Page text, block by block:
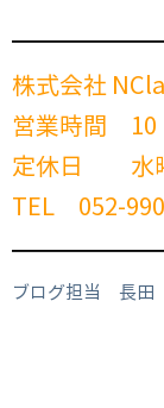
株式会社
営業時間 10
定休日 水
TEL 052-
ブログ担当 長田